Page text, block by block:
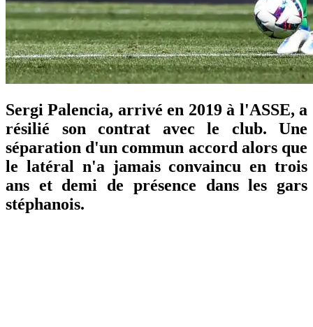
Sergi Palencia, arrivé en 2019 à l'ASSE, a
résilié son contrat avec le club. Une
séparation d'un commun accord alors que
le latéral n'a jamais convaincu en trois
ans et demi de présence dans les gars
stéphanois.